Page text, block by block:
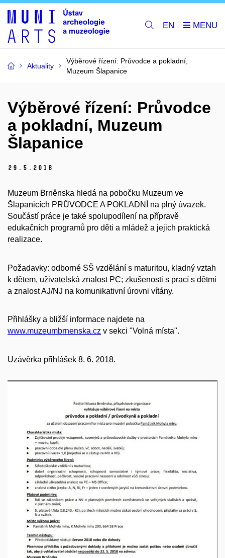
EN
Aktuality
Výběrové řízení: Průvodce a pokladní,
Muzeum Šlapanice
Výběrové řízení: Průvodce
a pokladní, Muzeum
Šlapanice
29. 5. 2018
Muzeum Brněnska hledá na pobočku Muzeum ve
Šlapanicích PRŮVODCE A POKLADNÍ na plný úvazek.
Součástí práce je také spolupodílení na přípravě
edukačních programů pro děti a mládež a jejich praktická
realizace.
Požadavky: odborné SŠ vzdělání s maturitou, kladný vztah
k dětem, uživatelská znalost PC; zkušenosti s prací s dětmi
a znalost AJ/NJ na komunikativní úrovni vítány.
Přihlášky a bližší informace najdete na
www.muzeumbrnenska.cz v sekci "Volná místa".
Uzávěrka přihlášek 8. 6. 2018.